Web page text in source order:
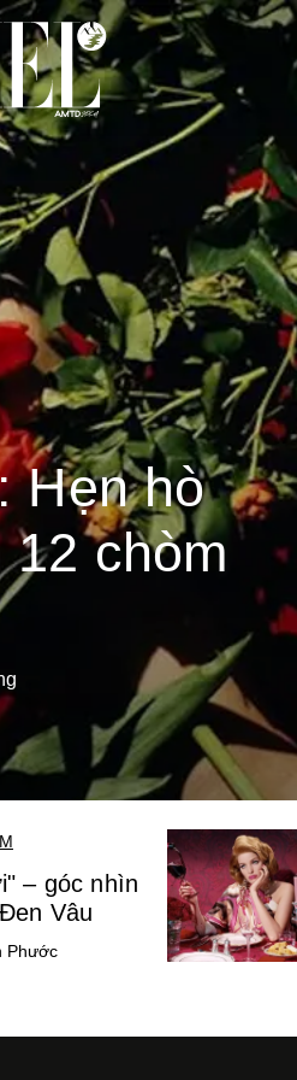
Hẹn hò
chòm
– góc nhìn
Vâu
Phước